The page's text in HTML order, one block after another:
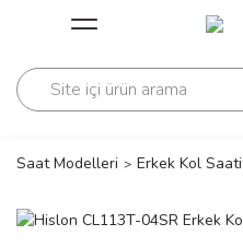
Geri Dön
Geri Dön
Saat Modelleri Erkek Kol Saati